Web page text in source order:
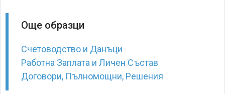
Още образци
Счетоводство и Данъци
Работна Заплата и Личен Състав
Договори, Пълномощни, Решения